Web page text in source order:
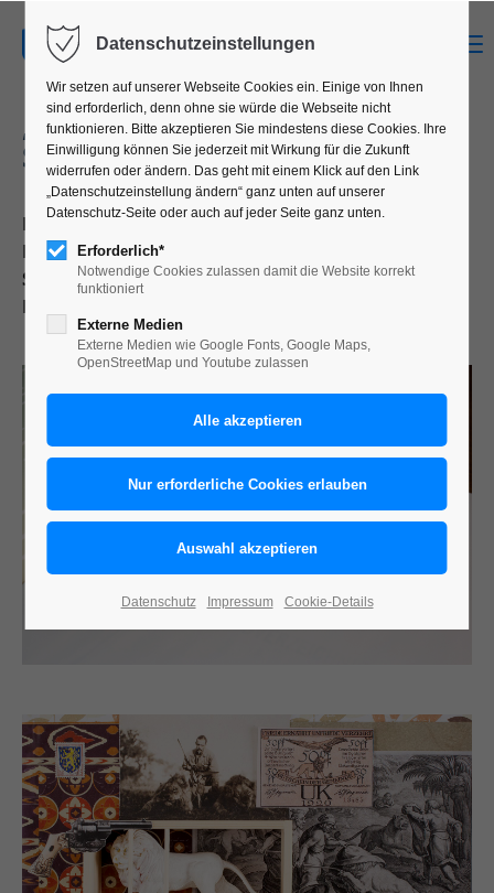
„GEGEN DEN STRICH“ PROJEKT:
SELINA HECHT
Bachelor Abschluss-Arbeit, SoSe 2017,
Kommunikationsdesign, HOCHSCHULE Trier, von
Selina Hecht
Betreuung: Till Neuer Dipl.-Des.
Datenschutzeinstellungen
Wir setzen auf unserer Webseite Cookies ein. Einige von Ihnen
sind erforderlich, denn ohne sie würde die Webseite nicht
funktionieren. Bitte akzeptieren Sie mindestens diese Cookies. Ihre
Einwilligung können Sie jederzeit mit Wirkung für die Zukunft
widerrufen oder ändern. Das geht mit einem Klick auf den Link
„Datenschutzeinstellung ändern“ ganz unten auf unserer
Datenschutz-Seite oder auch auf jeder Seite ganz unten.
Erforderlich*
Notwendige Cookies zulassen damit die Website korrekt
funktioniert
Externe Medien
Externe Medien wie Google Fonts, Google Maps,
OpenStreetMap und Youtube zulassen
Datenschutz Impressum Cookie-Details